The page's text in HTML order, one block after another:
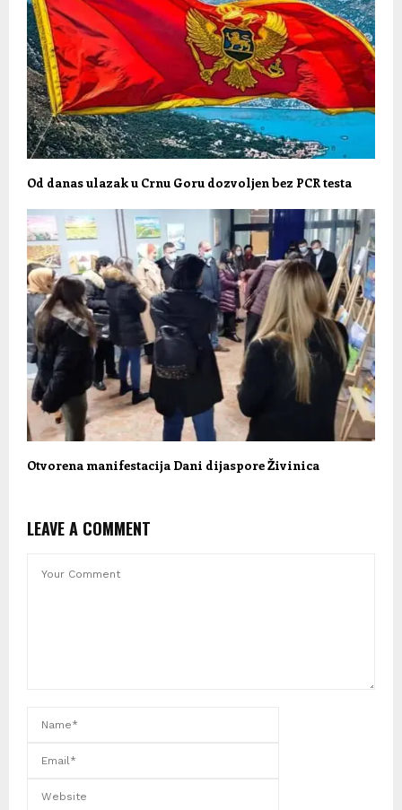
Od danas ulazak u Crnu Goru dozvoljen bez PCR testa
Otvorena manifestacija Dani dijaspore Živinica
LEAVE A COMMENT